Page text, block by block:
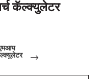
कॅल्क्युलेटर